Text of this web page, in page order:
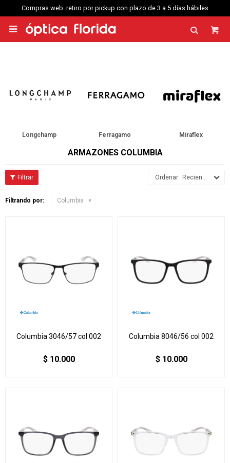
de 3 a 5 días hábiles Compras web envío a Montevideo: Por

Longchamp Ferragamo Miraflex
ARMAZONES COLUMBIA
Recientes
Filtrando por: Columbia
Columbia 3046/57 col 002
$ 10.000
Columbia 8046/56 col 002
$ 10.000